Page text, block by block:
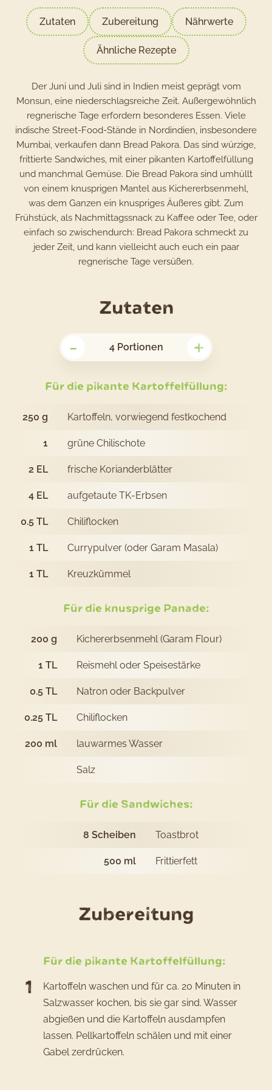
Zutaten Zubereitung Nährwerte
Ähnliche Rezepte
Der Juni und Juli sind in Indien meist geprägt vom
Monsun, eine niederschlagsreiche Zeit. Außergewöhnlich
regnerische Tage erfordern besonderes Essen. Viele
indische Street-Food-Stände in Nordindien, insbesondere
Mumbai, verkaufen dann Bread Pakora. Das sind würzige,
frittierte Sandwiches, mit einer pikanten Kartoffelfüllung
und manchmal Gemüse. Die Bread Pakora sind umhüllt
von einem knusprigen Mantel aus Kichererbsenmehl,
was dem Ganzen ein knuspriges Äußeres gibt. Zum
Frühstück, als Nachmittagssnack zu Kaffee oder Tee, oder
einfach so zwischendurch: Bread Pakora schmeckt zu
jeder Zeit, und kann vielleicht auch euch ein paar
regnerische Tage versüßen.
Zutatenfür
Rezept
Bread
Pakora:
Indische
- 4 Portionen +
Für die pikante Kartoffelfüllung:
250 g Kartoffeln, vorwiegend festkochend
1 grüne Chilischote
2 EL frische Korianderblätter
4 EL aufgetaute TK-Erbsen
0.5 TL Chiliflocken
1 TL Currypulver (oder Garam Masala)
1 TL Kreuzkümmel
Für die knusprige Panade:
200 g Kichererbsenmehl (Garam Flour)
1 TL Reismehl oder Speisestärke
0.5 TL Natron oder Backpulver
0.25 TL Chiliflocken
200 ml lauwarmes Wasser
Salz
Für die Sandwiches:
8 Scheiben Toastbrot
500 ml Frittierfett
Zubereitung
Bread
Pakora:
Indische
Für die pikante Kartoffelfüllung:
Kartoffeln waschen und für ca. 20 Minuten in
Salzwasser kochen, bis sie gar sind. Wasser
abgießen und die Kartoffeln ausdampfen
lassen. Pellkartoffeln schälen und mit einer
Gabel zerdrücken.